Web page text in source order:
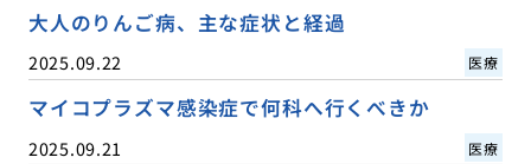
大人のりんご病、主な症状と経過
2025.09.22 医療
マイコプラズマ感染症で何科へ行くべきか
2025.09.21 医療